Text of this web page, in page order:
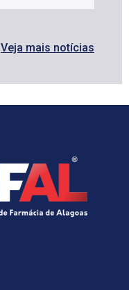
Veja mais notícias